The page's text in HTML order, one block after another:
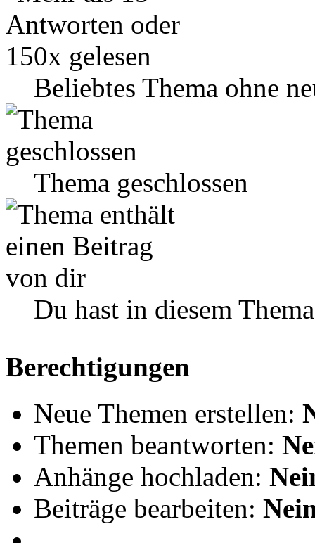
Beliebtes Thema ohne
Thema geschlossen
Du hast in diesem
Berechtigungen
Neue Themen erstellen:
Themen beantworten:
Anhänge hochladen:
Beiträge bearbeiten: